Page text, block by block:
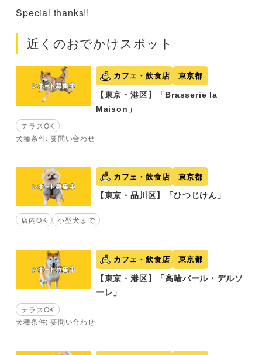
Special thanks!!
近くのおでかけスポット
カフェ・飲食店 東京都
【東京・港区】「Brasserie la
Maison」
テラスOK
犬種条件: 要問い合わせ
カフェ・飲食店 東京都
【東京・品川区】「ひつじけん」
店内OK 小型犬まで
カフェ・飲食店 東京都
【東京・港区】「高輪バール・デルソ
ーレ」
テラスOK
犬種条件: 要問い合わせ